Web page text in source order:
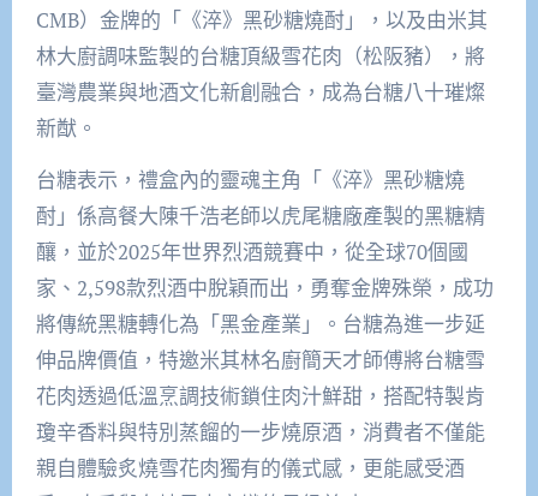
CMB）金牌的「《淬》黑砂糖燒酎」，以及由米其
林大廚調味監製的台糖頂級雪花肉（松阪豬），將
臺灣農業與地酒文化新創融合，成為台糖八十璀燦
新猷。
台糖表示，禮盒內的靈魂主角「《淬》黑砂糖燒
酎」係高餐大陳千浩老師以虎尾糖廠產製的黑糖精
釀，並於2025年世界烈酒競賽中，從全球70個國
家、2,598款烈酒中脫穎而出，勇奪金牌殊榮，成功
將傳統黑糖轉化為「黑金產業」。台糖為進一步延
伸品牌價值，特邀米其林名廚簡天才師傅將台糖雪
花肉透過低溫烹調技術鎖住肉汁鮮甜，搭配特製肯
瓊辛香料與特別蒸餾的一步燒原酒，消費者不僅能
親自體驗炙燒雪花肉獨有的儀式感，更能感受酒